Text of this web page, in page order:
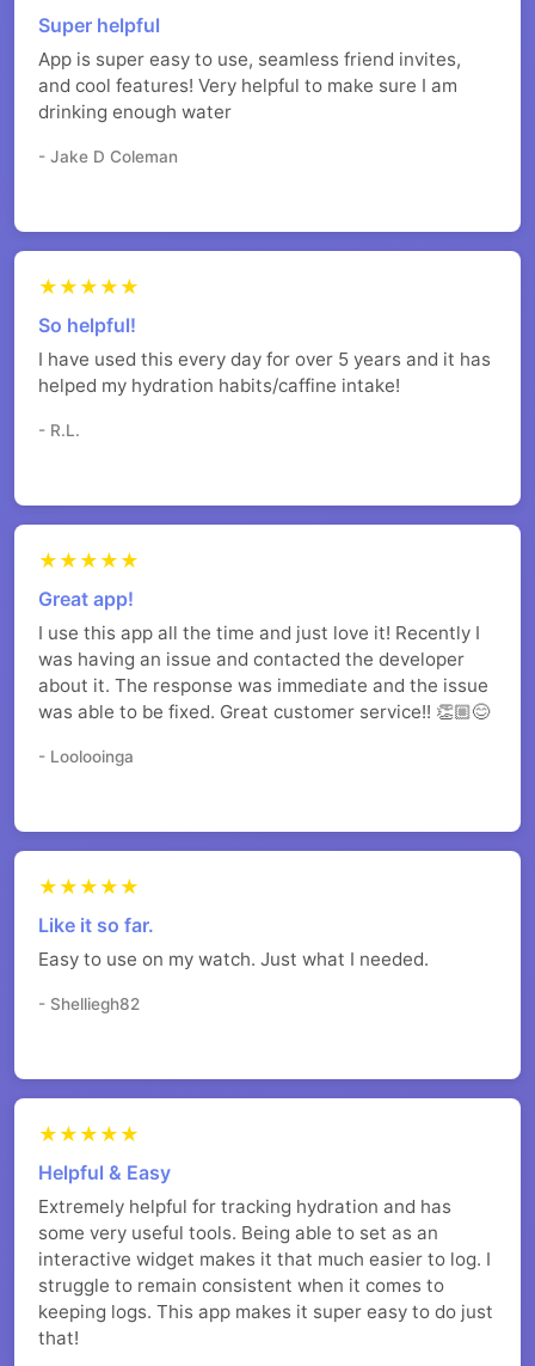
Super helpful
App is super easy to use, seamless friend invites,
and cool features! Very helpful to make sure I am
drinking enough water
- Jake D Coleman
★★★★★
So helpful!
I have used this every day for over 5 years and it has
helped my hydration habits/caffine intake!
- R.L.
★★★★★
Great app!
I use this app all the time and just love it! Recently I
was having an issue and contacted the developer
about it. The response was immediate and the issue
was able to be fixed. Great customer service!! 👏🏼😊
- Loolooinga
★★★★★
Like it so far.
Easy to use on my watch. Just what I needed.
- Shelliegh82
★★★★★
Helpful & Easy
Extremely helpful for tracking hydration and has
some very useful tools. Being able to set as an
interactive widget makes it that much easier to log. I
struggle to remain consistent when it comes to
keeping logs. This app makes it super easy to do just
that!